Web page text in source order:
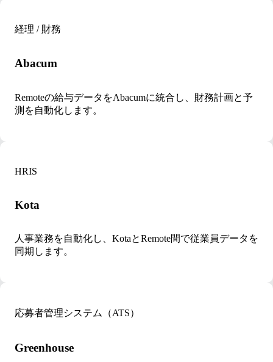
経理 / 財務
Abacum
Remoteの給与データをAbacumに統合し、財務計画と予
測を自動化します。
HRIS
Kota
人事業務を自動化し、KotaとRemote間で従業員データを
同期します。
応募者管理システム（ATS）
Greenhouse